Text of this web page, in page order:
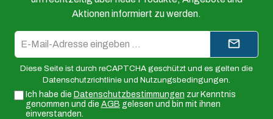
Aktionen informiert zu werden.
Mail-
Adresse*
Diese Seite ist durch reCAPTCHA geschützt und es gelten die
Datenschutzrichtlinie und Nutzungsbedingungen.
Ich habe die Datenschutzbestimmungen zur Kenntnis
genommen und die AGB gelesen und bin mit ihnen
einverstanden.